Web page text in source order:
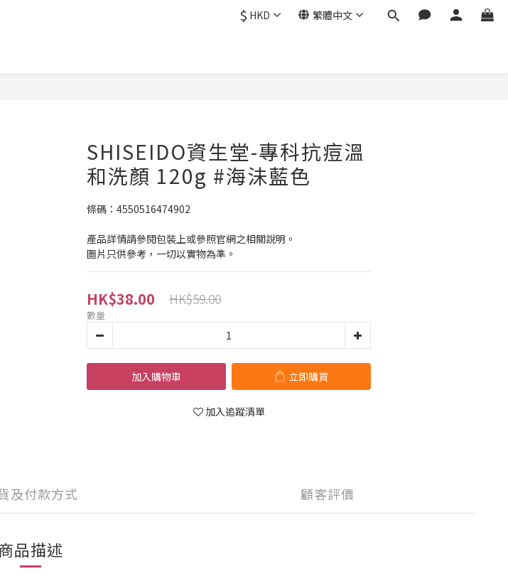
$ HKD 繁體中文
SHISEIDO資生堂-專科抗痘溫
和洗顏 120g #海沬藍色
條碼：4550516474902
產品詳情請參閱包裝上或參照官網之相關說明。
圖片只供參考，一切以實物為準。
HK$38.00 HK$59.00
數量
加入購物車 立即購買
加入追蹤清單
及付款方式 顧客評價
品描述